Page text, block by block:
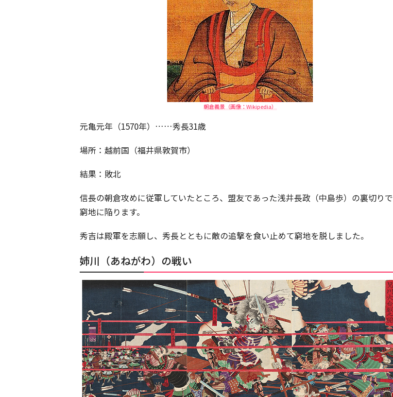
朝倉義景（画像：Wikipedia）
元亀元年（1570年）……秀長31歳
場所：越前国（福井県敦賀市）
結果：敗北
信長の朝倉攻めに従軍していたところ、盟友であった浅井長政（中島歩）の裏切りで
窮地に陥ります。
秀吉は殿軍を志願し、秀長とともに敵の追撃を食い止めて窮地を脱しました。
姉川（あねがわ）の戦い